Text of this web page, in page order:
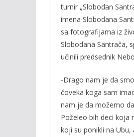
turnir „Slobodan
imena Slobodana
sa fotografijama iz
Slobodana Santrača,
učinili predsednik
-Drago nam je da
čoveka koga sam
nam je da možemo
Poželeo bih deci koja
koji su ponikli na